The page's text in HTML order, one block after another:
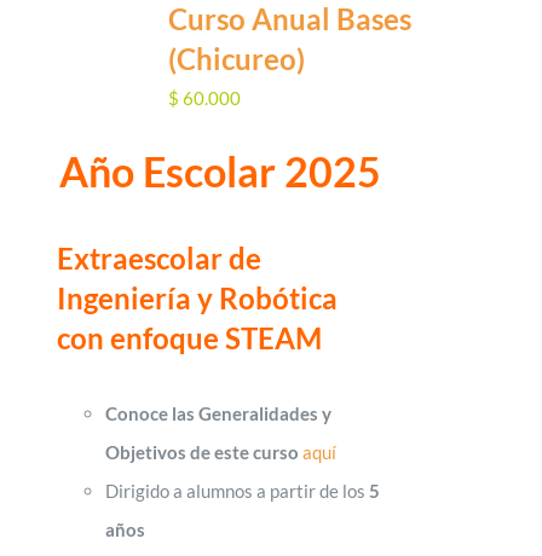
Curso Anual Bases
(Chicureo)
$ 60.000
Año Escolar 2025
Extraescolar de
Ingeniería y Robótica
con enfoque STEAM
Conoce las Generalidades y
Objetivos de este curso aquí
Dirigido a alumnos a partir de los5
años